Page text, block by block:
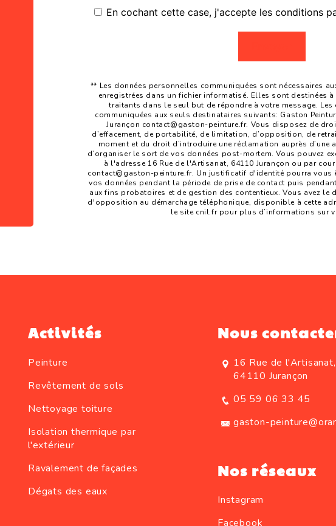
En cochant cette case, j'accepte les conditions
** Les données personnelles communiquées sont nécessaires
enregistrées dans un fichier informatisé. Elles sont destinées
traitants dans le seul but de répondre à votre message.
communiquées aux seuls destinataires suivants: Gaston
Jurançon contact@gaston-peinture.fr. Vous disposez de
d’effacement, de portabilité, de limitation, d’opposition, de
moment et du droit d’introduire une réclamation auprès
d’organiser le sort de vos données post-mortem. Vous pouvez
à l'adresse 16 Rue de l'Artisanat, 64110 Jurançon ou par
contact@gaston-peinture.fr. Un justificatif d'identité pourra vous
vos données pendant la période de prise de contact puis
aux fins probatoires et de gestion des contentieux. Vous avez
d'opposition au démarchage téléphonique, disponible à cette
le site cnil.fr pour plus d’informations sur
Activités
Peinture
Revêtement de sols
Nettoyage toiture
Isolation thermique par
l'extérieur
Ravalement de façades
Dégats des eaux
Nous
16 Rue de l'Artisanat,
64110 Jurançon
05 59 06 33 45
gaston-
Nos réseaux
Instagram
Facebook